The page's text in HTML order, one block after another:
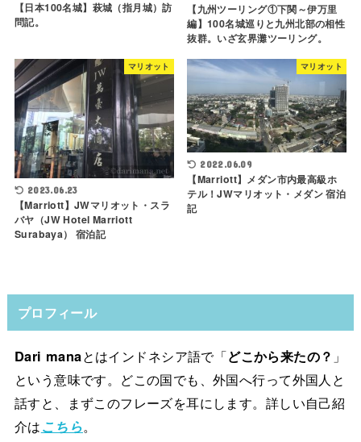
【日本100名城】萩城（指月城）訪
問記。
【九州ツーリング①下関～伊万里
編】100名城巡りと九州北部の相性
抜群。いざ玄界灘ツーリング。
マリオット
2023.06.23
【Marriott】JWマリオット・スラ
バヤ（JW Hotel Marriott
Surabaya） 宿泊記
マリオット
2022.06.09
【Marriott】メダン市内最高級ホ
テル！JWマリオット・メダン 宿泊
記
プロフィール
Dari manaとはインドネシア語で「どこから来たの？ 」
という意味です。どこの国でも、外国へ行って外国人と
話すと、まずこのフレーズを耳にします。詳しい自己紹
介はこちら。